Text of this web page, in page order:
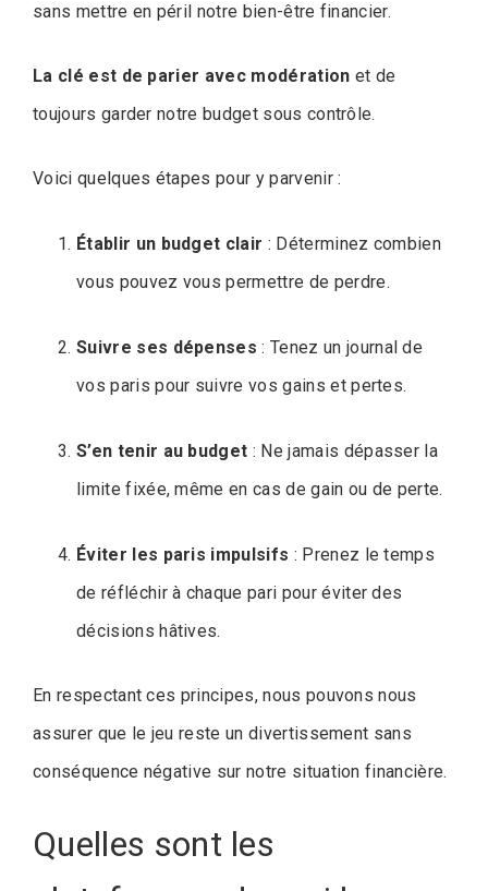
sans mettre en péril notre bien-être financier.
La clé est de parier avec modération et de
toujours garder notre budget sous contrôle.
Voici quelques étapes pour y parvenir :
Établir un budget clair : Déterminez combien
vous pouvez vous permettre de perdre.
Suivre ses dépenses : Tenez un journal de
vos paris pour suivre vos gains et pertes.
S’en tenir au budget : Ne jamais dépasser la
limite fixée, même en cas de gain ou de perte.
Éviter les paris impulsifs : Prenez le temps
de réfléchir à chaque pari pour éviter des
décisions hâtives.
En respectant ces principes, nous pouvons nous
assurer que le jeu reste un divertissement sans
conséquence négative sur notre situation financière.
Quelles sont les